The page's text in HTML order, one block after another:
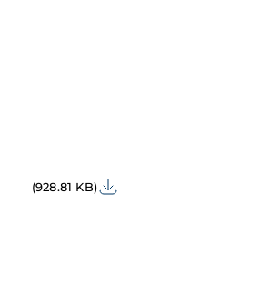
(928.81 KB)